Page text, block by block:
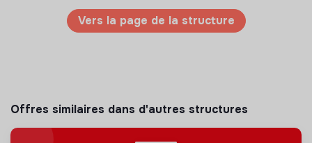
Vers la page de la structure
Offres similaires dans d'autres structures